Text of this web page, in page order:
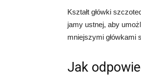
Kształt główki
jamy ustnej, aby
mniejszymi główkami
Jak